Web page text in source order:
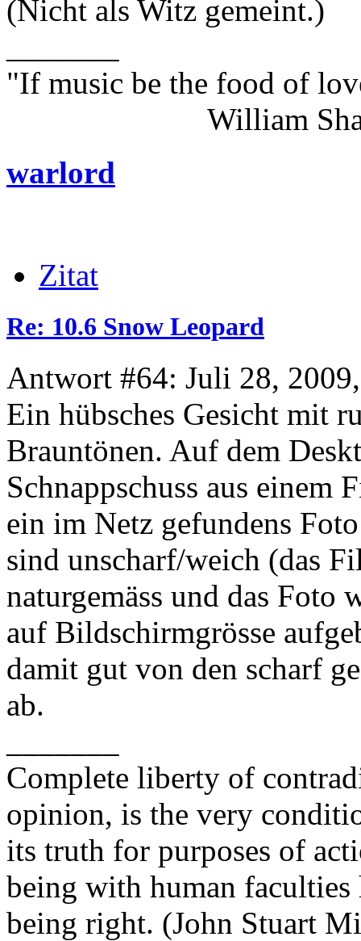
(Nicht als Witz gemeint.)
"If music be the food of
William
warlord
Zitat
Re: 10.6 Snow Leopard
Antwort #64: Juli 28,
Ein hübsches Gesicht mit
Brauntönen. Auf dem
Schnappschuss aus
ein im Netz gefundens
sind unscharf/weich (das
naturgemäss und das
auf Bildschirmgrösse
damit gut von den scharf
ab.
Complete liberty of
opinion, is the very
its truth for purposes of
being with human faculties
being right. (John Stuart